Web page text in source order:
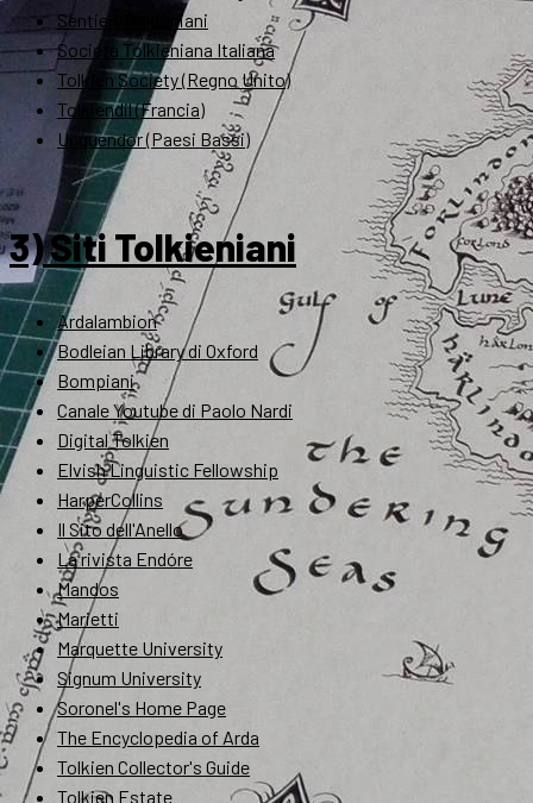
Sentieri Tolkieniani
Società Tolkieniana Italiana
Tolkien Society (Regno Unito)
Tolkiendil (Francia)
Unquendor (Paesi Bassi)
3) Siti Tolkieniani
Ardalambion
Bodleian Library di Oxford
Bompiani
Canale Youtube di Paolo Nardi
Digital Tolkien
Elvish Linguistic Fellowship
HarperCollins
Il Sito dell'Anello
La rivista Endóre
Mandos
Marietti
Marquette University
Signum University
Soronel's Home Page
The Encyclopedia of Arda
Tolkien Collector's Guide
Tolkien Estate